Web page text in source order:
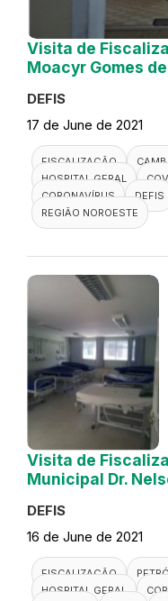
Visita de
Moacyr Gomes
DEFIS
17 de June de 2021
FISCALIZAÇÃO
HOSPITAL GERAL
CORONAVÍRUS
DEFIS
REGIÃO NOROESTE
Visita de
Municipal Dr.
DEFIS
16 de June de 2021
FISCALIZAÇÃO
HOSPITAL GERAL